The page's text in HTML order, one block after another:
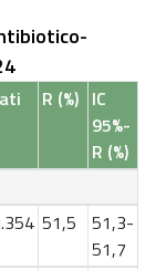
R (%) IC
95%-
R (%)
51,5
51,3-
51,7